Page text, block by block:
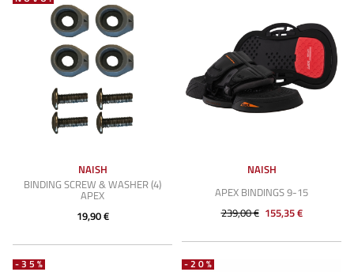
NAISH
BINDING SCREW & WASHER (4)
APEX
19,90 €
NAISH
APEX BINDINGS 9-15
239,00 € 155,35 €
-35% -20%